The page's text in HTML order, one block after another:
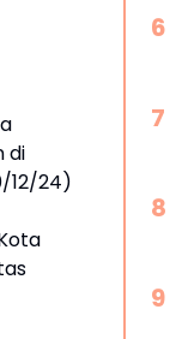
di
12/24)